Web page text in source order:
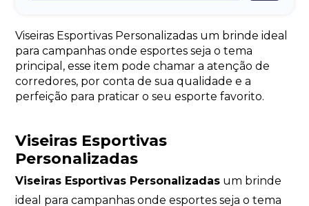
Viseiras Esportivas Personalizadas um brinde ideal
para campanhas onde esportes seja o tema
principal, esse item pode chamar a atenção de
corredores, por conta de sua qualidade e a
perfeição para praticar o seu esporte favorito.
Viseiras Esportivas
Personalizadas
Viseiras Esportivas Personalizadas um brinde
ideal para campanhas onde esportes seja o tema